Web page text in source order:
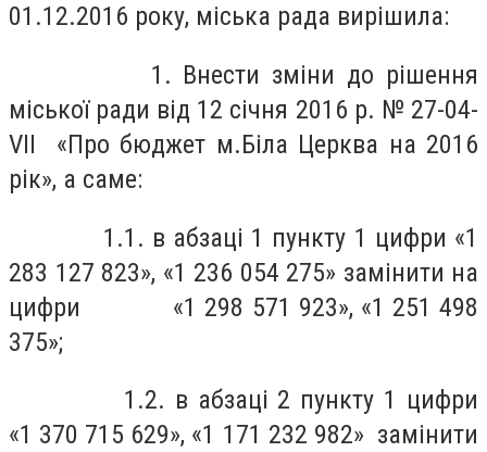
01.12.2016 року, міська рада вирішила:
1. Внести зміни до рішення
міської ради від 12 січня 2016 р. № 27-04-
VII «Про бюджет м.Біла Церква на 2016
рік», а саме:
1.1. в абзаці 1 пункту 1 цифри «1
283 127 823», «1 236 054 275» замінити на
цифри «1 298 571 923», «1 251498
375»;
1.2. в абзаці 2 пункту 1 цифри
«1 370 715 629», «1 171 232 982» замінити